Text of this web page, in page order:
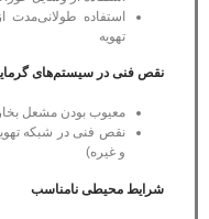
استفاده طولانی‌مدت
تهویه
نقص فنی در سیستم‌های
معیوب بودن مشعل
نقص فنی در شبکه
و غیره)
شرایط محیطی نامناسب